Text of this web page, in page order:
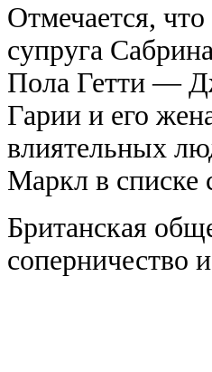
Отмечается,
супруга
Пола Гетти —
Гарии и его
влиятельных
Маркл в списке
Британская